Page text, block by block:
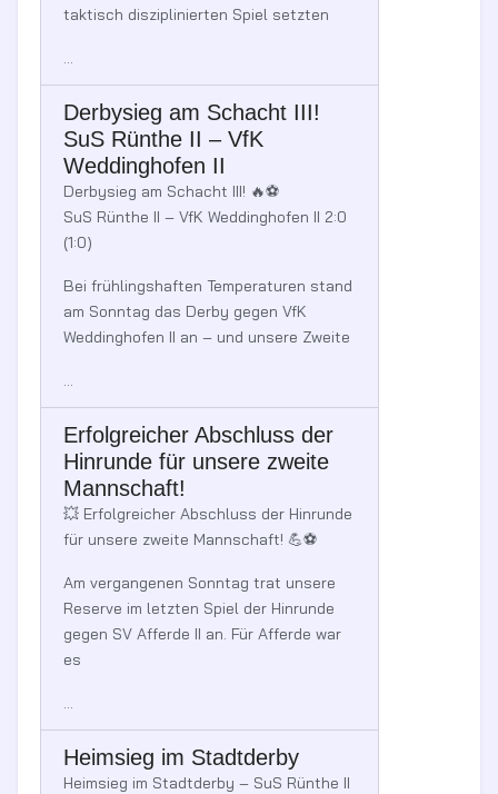
taktisch disziplinierten Spiel setzten
...
Derbysieg am Schacht III!
SuS Rünthe II – VfK
Weddinghofen II
Derbysieg am Schacht III! 🔥⚽️
SuS Rünthe II – VfK Weddinghofen II 2:0
(1:0)
Bei frühlingshaften Temperaturen stand
am Sonntag das Derby gegen VfK
Weddinghofen II an – und unsere Zweite
...
Erfolgreicher Abschluss der
Hinrunde für unsere zweite
Mannschaft!
💥 Erfolgreicher Abschluss der Hinrunde
für unsere zweite Mannschaft! 💪⚽
Am vergangenen Sonntag trat unsere
Reserve im letzten Spiel der Hinrunde
gegen SV Afferde II an. Für Afferde war
es
...
Heimsieg im Stadtderby
Heimsieg im Stadtderby – SuS Rünthe II